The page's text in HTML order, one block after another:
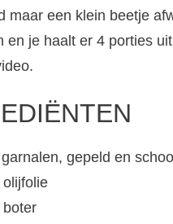
maar een klein beetje
en je haalt er 4 porties
gepeld en
olijfolie
boter